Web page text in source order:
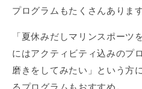
プログラムもたくさんあります
「夏休みだしマリンスポーツ
にはアクティビティ込みのプ
磨きをしてみたい」という方